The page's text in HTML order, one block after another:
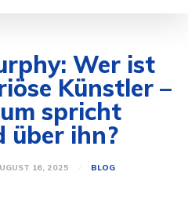
Wer ist
Künstler –
spricht
über ihn?
16, 2025 BLOG